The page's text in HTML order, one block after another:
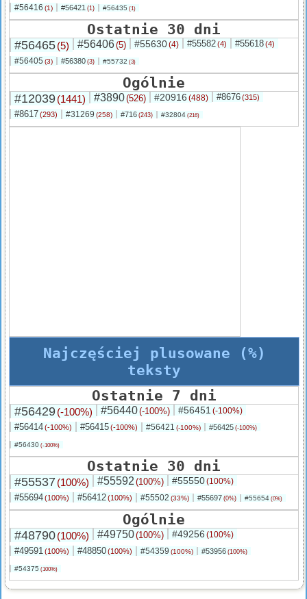
#56416 (1) #56421 (1) #56435 (1)
Ostatnie 30 dni
#56465(5) #56406(5) #55630(4) #55582(4) #55618(4)
#56405 (3) #56380 (3) #55732 (3)
Ogólnie
#12039(1441) #3890(526) #20916 (488) #8676(315)
#8617(293) #31269 (258) #716 (243) #32804 (216)
Najczęściej plusowane (%)
teksty
Ostatnie 7 dni
#56429(-100%) #56440(-100%) #56451 (-100%)
#56414(-100%) #56415(-100%) #56421 (-100%) #56425 (-100%)
#56430 (-100%)
Ostatnie 30 dni
#55537 (100%) #55592 (100%) #55550(100%)
#55694(100%) #56412(100%) #55502 (33%) #55697 (0%) #55654 (0%)
Ogólnie
#48790(100%) #49750(100%) #49256 (100%)
#49591(100%) #48850(100%) #54359 (100%) #53956 (100%)
#54375 (100%)